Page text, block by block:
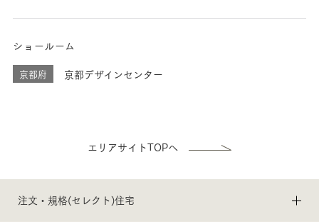
ショールーム
京都府 京都デザインセンター
エリアサイトTOPへ
注文・規格(セレクト)住宅